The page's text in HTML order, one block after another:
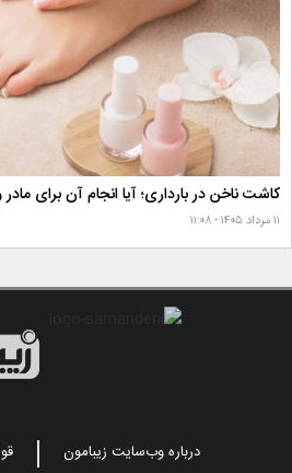
کاشت ناخن در بارداری؛ آیا انجام آن برای
۱۱ مرداد ۱۴۰۵ - ۱۱:۰۸
درباره وب‌سایت زیبامون